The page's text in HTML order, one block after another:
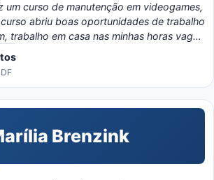
um curso de manutenção em videogames,
abriu boas oportunidades de trabalho
trabalho em casa nas minhas horas vagas
separado por temas e matérias,
é instrutivo e traz conhecimento certo!